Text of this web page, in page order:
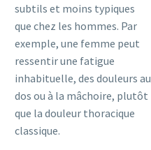
subtils et moins typiques
que chez les hommes. Par
exemple, une femme peut
ressentir une fatigue
inhabituelle, des douleurs au
dos ou à la mâchoire, plutôt
que la douleur thoracique
classique.